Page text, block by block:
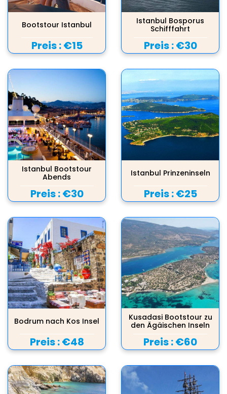
Bootstour Istanbul
Preis :€15
Istanbul Bosporus
Schifffahrt
Preis :€30
Istanbul Bootstour
Abends
Preis :€30
Istanbul Prinzeninseln
Preis :€25
Bodrum nach Kos Insel
Preis :€48
Kusadasi Bootstour zu
den Ägäischen Inseln
Preis :€60